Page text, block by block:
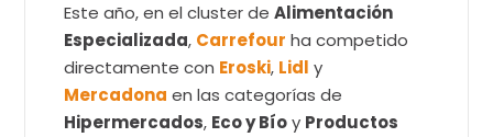
Este año, en el cluster deAlimentación
Especializada, Carrefour ha competido
directamente con Eroski, Lidl y
Mercadona en las categorías de
Hipermercados, Eco y Bíoy Productos